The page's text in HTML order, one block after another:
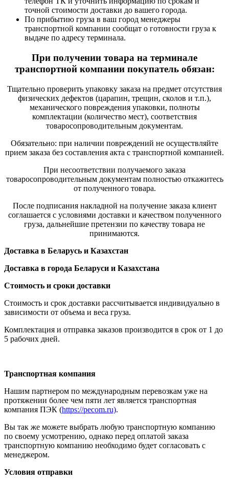
точной стоимости доставки до вашего города.
По прибытию груза в ваш город менеджеры
транспортной компании сообщат о готовности груза к
выдаче по адресу терминала.
При получении товара на терминале
транспортной компании покупатель обязан:
Тщательно проверить упаковку заказа на предмет отсутствия
физических дефектов (царапин, трещин, сколов и т.п.),
механического повреждения упаковки, полноты
комплектации (количество мест), соответствия
товаросопроводительным документам.
Обязательно: при наличии повреждений не осуществляйте
прием заказа без составления акта с транспортной компанией.
При несоответствии получаемого заказа
товаросопроводительным документам полностью откажитесь
от полученного товара.
После подписания накладной на получение заказа клиент
соглашается с условиями доставки и качеством полученного
груза, дальнейшие претензии по качеству товара не
принимаются.
Доставка в Беларусь и Казахстан
Доставка в города Беларуси и Казахстана
Стоимость и сроки доставки
Стоимость и срок доставки рассчитывается индивидуально в
зависимости от объема и веса груза.
Комплектация и отправка заказов производится в срок от 1 до
5 рабочих дней.
Транспортная компания
Нашим партнером по международным перевозкам уже на
протяжении более чем пяти лет является транспортная
компания ПЭК (https://pecom.ru).
Вы так же можете выбрать любую транспортную компанию
по своему усмотрению, однако перед оплатой заказа
транспортную компанию необходимо будет согласовать с
менеджером.
Условия отправки